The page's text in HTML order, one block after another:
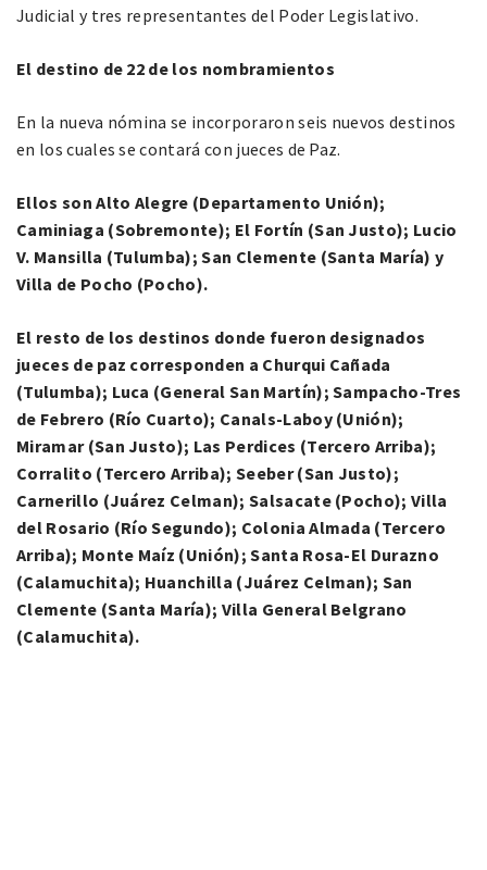
Judicial y tres representantes del Poder Legislativo.
El destino de 22 de los nombramientos
En la nueva nómina se incorporaron seis nuevos destinos
en los cuales se contará con jueces de Paz.
Ellos son Alto Alegre (Departamento Unión);
Caminiaga (Sobremonte); El Fortín (San Justo); Lucio
V. Mansilla (Tulumba); San Clemente (Santa María) y
Villa de Pocho (Pocho).
El resto de los destinos donde fueron designados
jueces de paz corresponden a Churqui Cañada
(Tulumba); Luca (General San Martín); Sampacho-Tres
de Febrero (Río Cuarto); Canals-Laboy (Unión);
Miramar (San Justo); Las Perdices (Tercero Arriba);
Corralito (Tercero Arriba); Seeber (San Justo);
Carnerillo (Juárez Celman); Salsacate (Pocho); Villa
del Rosario (Río Segundo); Colonia Almada (Tercero
Arriba); Monte Maíz (Unión); Santa Rosa-El Durazno
(Calamuchita); Huanchilla (Juárez Celman); San
Clemente (Santa María); Villa General Belgrano
(Calamuchita).